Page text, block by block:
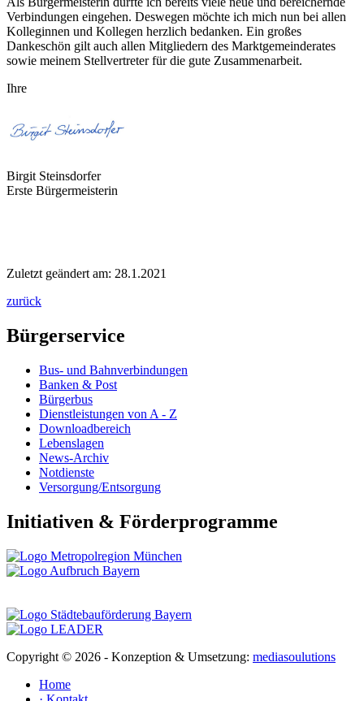
Verbindungen eingehen. Deswegen möchte ich mich nun bei allen
Kolleginnen und Kollegen herzlich bedanken. Ein großes
Dankeschön gilt auch allen Mitgliedern des Marktgemeinderates
sowie meinem Stellvertreter für die gute Zusammenarbeit.
Ihre
Birgit Steinsdorfer
Erste Bürgermeisterin
Zuletzt geändert am: 28.1.2021
zurück
Bürgerservice
Bus- und Bahnverbindungen
Banken & Post
Bürgerbus
Dienstleistungen von A - Z
Downloadbereich
Lebenslagen
News-Archiv
Notdienste
Versorgung/Entsorgung
Initiativen & Förderprogramme
Copyright © 2026 - Konzeption & Umsetzung: mediasoulutions
Home